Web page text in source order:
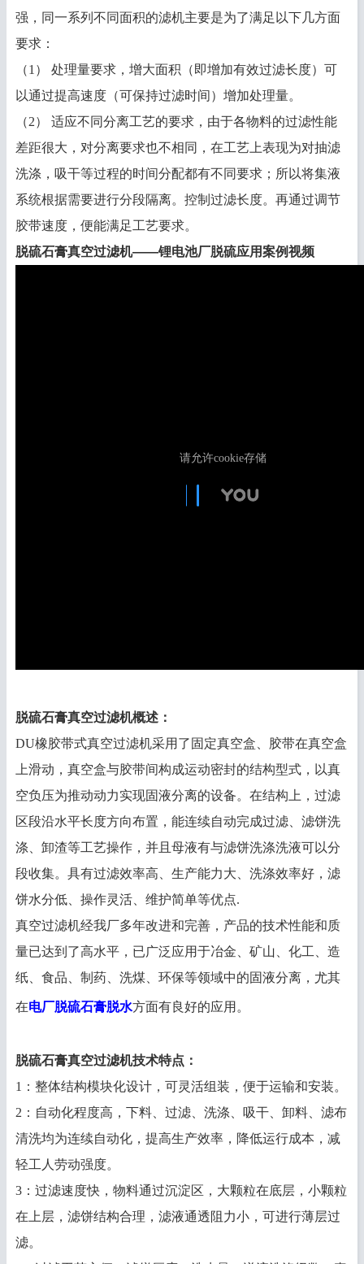
强，同一系列不同面积的滤机主要是为了满足以下几方面
要求：
（1） 处理量要求，增大面积（即增加有效过滤长度）可
以通过提高速度（可保持过滤时间）增加处理量。
（2） 适应不同分离工艺的要求，由于各物料的过滤性能
差距很大，对分离要求也不相同，在工艺上表现为对抽滤
洗涤，吸干等过程的时间分配都有不同要求；所以将集液
系统根据需要进行分段隔离。控制过滤长度。再通过调节
胶带速度，便能满足工艺要求。
脱硫石膏真空过滤机——锂电池厂脱硫应用案例视频
脱硫石膏真空过滤机概述：
DU橡胶带式真空过滤机采用了固定真空盒、胶带在真空盒
上滑动，真空盒与胶带间构成运动密封的结构型式，以真
空负压为推动动力实现固液分离的设备。在结构上，过滤
区段沿水平长度方向布置，能连续自动完成过滤、滤饼洗
涤、卸渣等工艺操作，并且母液有与滤饼洗涤洗液可以分
段收集。具有过滤效率高、生产能力大、洗涤效率好，滤
饼水分低、操作灵活、维护简单等优点.
真空过滤机经我厂多年改进和完善，产品的技术性能和质
量已达到了高水平，已广泛应用于冶金、矿山、化工、造
纸、食品、制药、洗煤、环保等领域中的固液分离，尤其
在电厂脱硫石膏脱水方面有良好的应用。
脱硫石膏真空过滤机技术特点 ：
1：整体结构模块化设计，可灵活组装，便于运输和安装。
2：自动化程度高，下料、过滤、洗涤、吸干、卸料、滤布
清洗均为连续自动化，提高生产效率，降低运行成本，减
轻工人劳动强度。
3：过滤速度快，物料通过沉淀区，大颗粒在底层，小颗粒
在上层，滤饼结构合理，滤液通透阻力小，可进行薄层过
滤。